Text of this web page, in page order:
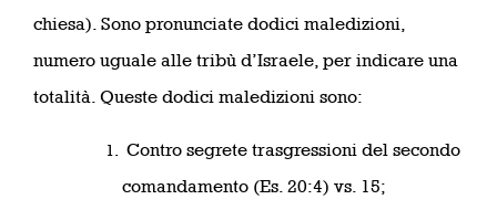
chiesa). Sono pronunciate dodici maledizioni,
numero uguale alle tribù d’Israele, per indicare una
totalità. Queste dodici maledizioni sono:
Contro segrete trasgressioni del secondo
comandamento (Es. 20:4) vs. 15;